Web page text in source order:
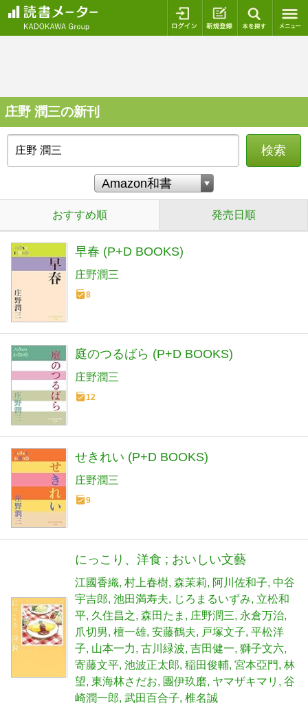
ログイン 新規登録
庄野 潤三の新刊
検索
おすすめ順 発売日順
早春 (P+D BOOKS)
庄野潤三
8
庭のつるばら (P+D BOOKS)
庄野潤三
12
せきれい (P+D BOOKS)
庄野潤三
9
にっこり、洋食 ; おいしい文藝
江國香織 村上春樹 森茉莉 阿川佐和子 中谷
宇吉郎 池田満寿夫 じろまるいずみ 立松和
平 久住昌之 森田たま 庄野潤三 永倉万治
爪切男 檀一雄 安藤鶴夫 戸塚文子 平松洋
子 山本一力 古川緑波 吉田健一 獅子文六
寄藤文平 池波正太郎 稲田俊輔 宮本亞門 林
望 東海林さだお 團伊玖磨 ヤマザキマリ
谷
崎潤一郎 武田百合子 椎名誠